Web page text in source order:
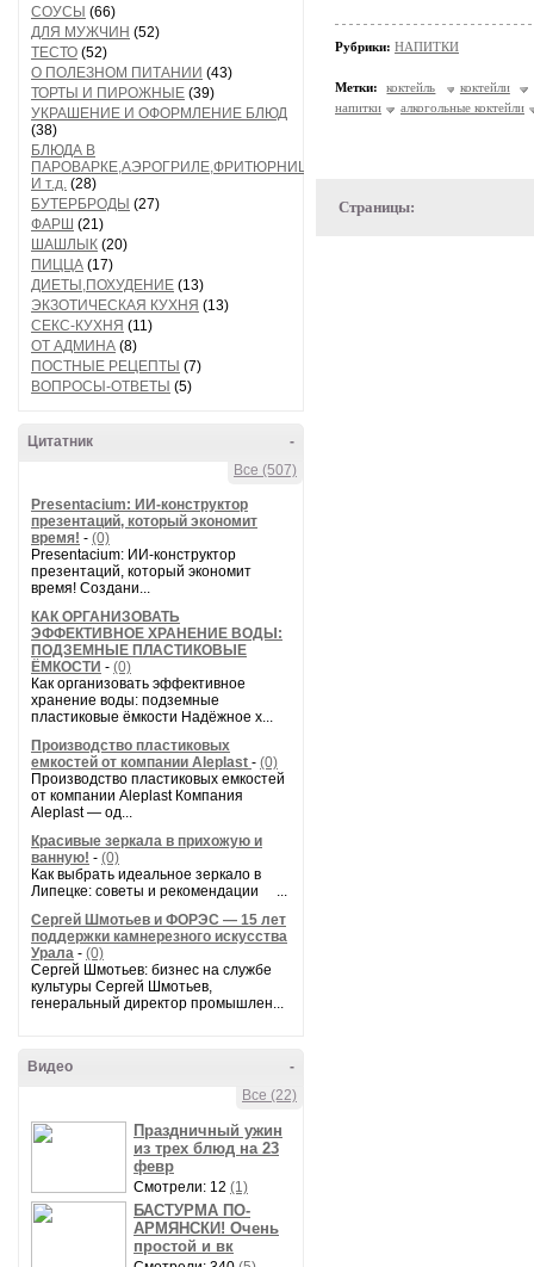
СОУСЫ (66)
ДЛЯ МУЖЧИН (52)
ТЕСТО (52)
О ПОЛЕЗНОМ ПИТАНИИ (43)
ТОРТЫ И ПИРОЖНЫЕ (39)
УКРАШЕНИЕ И ОФОРМЛЕНИЕ БЛЮД
(38)
БЛЮДА В
ПАРОВАРКЕ,АЭРОГРИЛЕ,ФРИТЮРНИЦЕ
И т.д. (28)
БУТЕРБРОДЫ (27)
ФАРШ (21)
ШАШЛЫК (20)
ПИЦЦА (17)
ДИЕТЫ,ПОХУДЕНИЕ (13)
ЭКЗОТИЧЕСКАЯ КУХНЯ (13)
СЕКС-КУХНЯ (11)
ОТ АДМИНА (8)
ПОСТНЫЕ РЕЦЕПТЫ (7)
ВОПРОСЫ-ОТВЕТЫ (5)
-
Цитатник
Все (507)
Presentacium: ИИ‑конструктор
презентаций, который экономит
время! - (0)
Presentacium: ИИ‑конструктор
презентаций, который экономит
время! Создани...
КАК ОРГАНИЗОВАТЬ
ЭФФЕКТИВНОЕ ХРАНЕНИЕ ВОДЫ:
ПОДЗЕМНЫЕ ПЛАСТИКОВЫЕ
ЁМКОСТИ - (0)
Как организовать эффективное
хранение воды: подземные
пластиковые ёмкости Надёжное х...
Производство пластиковых
емкостей от компании Aleplast - (0)
Производство пластиковых емкостей
от компании Aleplast Компания
Aleplast — од...
Красивые зеркала в прихожую и
ванную! - (0)
Как выбрать идеальное зеркало в
Липецке: советы и рекомендации ...
Сергей Шмотьев и ФОРЭС — 15 лет
поддержки камнерезного искусства
Урала - (0)
Сергей Шмотьев: бизнес на службе
культуры Сергей Шмотьев,
генеральный директор промышлен...
-
Видео
Все (22)
Праздничный ужин
из трех блюд на 23
февр
Смотрели: 12 (1)
БАСТУРМА ПО-
АРМЯНСКИ! Очень
простой и вк
Рубрики: НАПИТКИ
Метки: коктейль
коктейли
напитки
алкогольные коктейли
Страницы: